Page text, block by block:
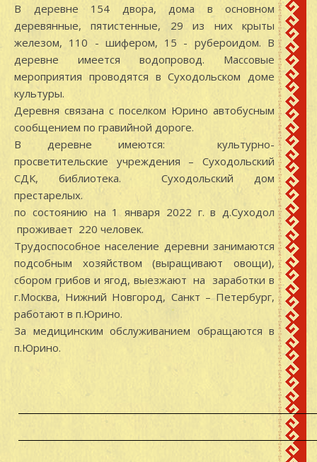
В деревне 154 двора, дома в основном
деревянные, пятистенные, 29 из них крыты
железом, 110 - шифером, 15 - рубероидом. В
деревне имеется водопровод. Массовые
мероприятия проводятся в Суходольском доме
культуры.
Деревня связана с поселком Юрино автобусным
сообщением по гравийной дороге.
В деревне имеются: культурно-
просветительские учреждения – Суходольский
СДК, библиотека. Суходольский дом
престарелых.
по состоянию на 1 января 2022 г. в д.Суходол
проживает 220 человек.
Трудоспособное население деревни занимаются
подсобным хозяйством (выращивают овощи),
сбором грибов и ягод, выезжают на заработки в
г.Москва, Нижний Новгород, Санкт – Петербург,
работают в п.Юрино.
За медицинским обслуживанием обращаются в
п.Юрино.